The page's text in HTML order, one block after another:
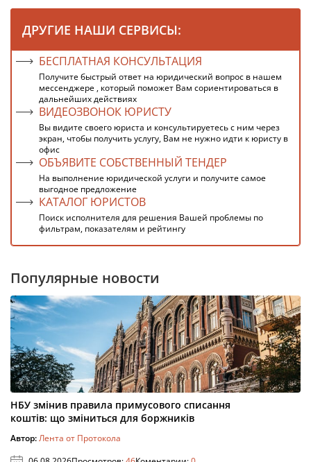
ДРУГИЕ НАШИ СЕРВИСЫ:
БЕСПЛАТНАЯ КОНСУЛЬТАЦИЯ
Получите быстрый ответ на юридический вопрос в нашем
мессенджере , который поможет Вам сориентироваться в
дальнейших действиях
ВИДЕОЗВОНОК ЮРИСТУ
Вы видите своего юриста и консультируетесь с ним через
экран, чтобы получить услугу, Вам не нужно идти к юристу в
офис
ОБЪЯВИТЕ СОБСТВЕННЫЙ ТЕНДЕР
На выполнение юридической услуги и получите самое
выгодное предложение
КАТАЛОГ ЮРИСТОВ
Поиск исполнителя для решения Вашей проблемы по
фильтрам, показателям и рейтингу
Популярные новости
НБУ змінив правила примусового списання
коштів: що зміниться для боржників
Автор:Лента от Протокола